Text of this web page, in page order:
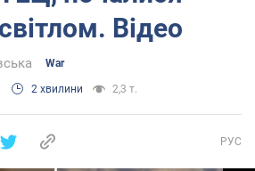
Відео
War
2 хвилини 2,3 т.
РУС